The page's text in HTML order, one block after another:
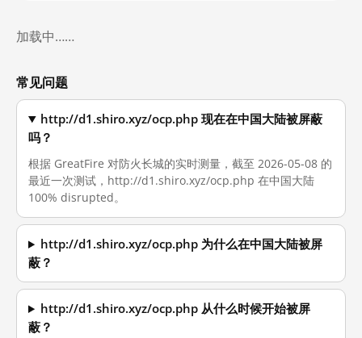
加载中……
常见问题
http://d1.shiro.xyz/ocp.php 现在在中国大陆被屏蔽
吗？
根据 GreatFire 对防火长城的实时测量，截至 2026-05-08 的
最近一次测试，http://d1.shiro.xyz/ocp.php 在中国大陆
100% disrupted。
http://d1.shiro.xyz/ocp.php 为什么在中国大陆被屏
蔽？
http://d1.shiro.xyz/ocp.php 从什么时候开始被屏
蔽？